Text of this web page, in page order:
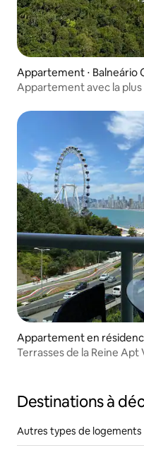
Appartement ⋅ Balneário
Appartement avec la plus
Appartement en
iú
Terrasses de la Reine Apt
Destinations à
Autres types de logements